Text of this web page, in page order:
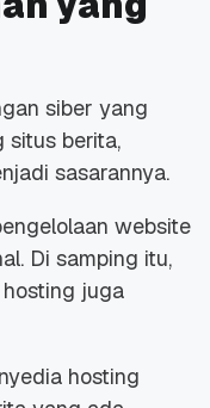
siber yang
situs berita,
sasarannya.
website
Di samping itu,
juga
hosting